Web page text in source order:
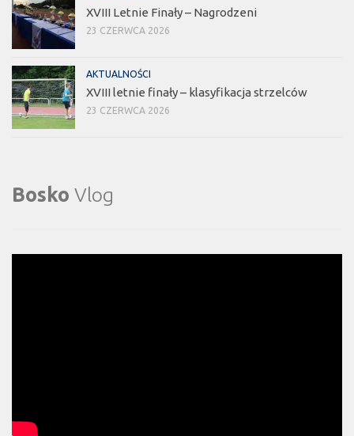
XVIII Letnie Finały – Nagrodzeni
23 CZERWCA 2026
AKTUALNOŚCI
XVIII letnie finały – klasyfikacja strzelców
23 CZERWCA 2026
Bosko Vlog